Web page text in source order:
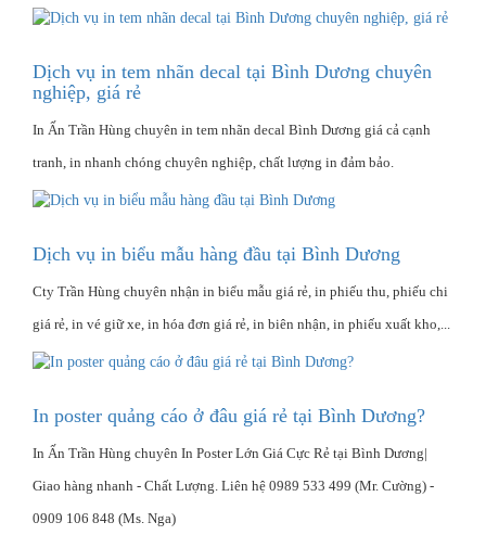
Dịch vụ in tem nhãn decal tại Bình Dương chuyên
nghiệp, giá rẻ
In Ấn Trần Hùng chuyên in tem nhãn decal Bình Dương giá cả cạnh
tranh, in nhanh chóng chuyên nghiệp, chất lượng in đảm bảo.
Dịch vụ in biểu mẫu hàng đầu tại Bình Dương
Cty Trần Hùng chuyên nhận in biểu mẫu giá rẻ, in phiếu thu, phiếu chi
giá rẻ, in vé giữ xe, in hóa đơn giá rẻ, in biên nhận, in phiếu xuất kho,...
In poster quảng cáo ở đâu giá rẻ tại Bình Dương?
In Ấn Trần Hùng chuyên In Poster Lớn Giá Cực Rẻ tại Bình Dương|
Giao hàng nhanh - Chất Lượng‎. Liên hệ 0989 533 499 (Mr. Cường) -
0909 106 848 (Ms. Nga)